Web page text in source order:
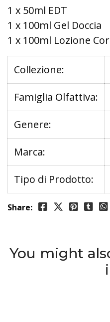
1 x 50ml EDT
1 x 100ml Gel Doccia
1 x 100ml Lozione
Collezione:
Famiglia Olfattiva:
Genere:
Marca:
Tipo di Prodotto:
Share:
You might